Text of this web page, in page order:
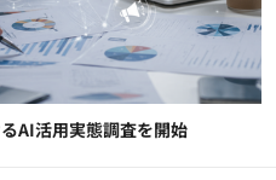
AI活用実態調査を開始